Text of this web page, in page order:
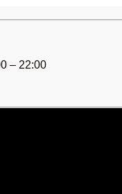
– 22:00